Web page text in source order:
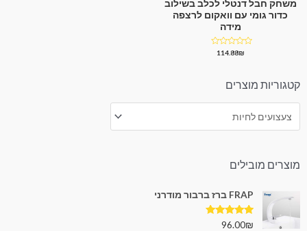
משחק חבל דנטלי לכלב בשילוב
כדור גומי עם וואקום לרצפה
מידה
דורג114.88₪
קטגוריות מוצרים
מוצרים מובילים
FRAP ברז ברבור מודרני
דורג5.00
96.00₪